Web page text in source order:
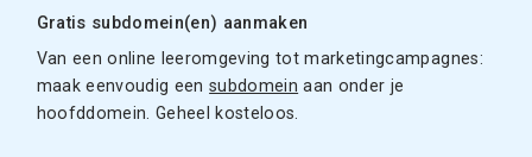
Gratis subdomein(en) aanmaken
Van een online leeromgeving tot marketingcampagnes:
maak eenvoudig eensubdomein aan onder je
hoofddomein. Geheel kosteloos.